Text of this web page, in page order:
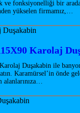
ve fonksiyonelliği bir
yükselen firmamız,…
Karolaj
Duşakabin ile
Karamürsel’in önde
alanlarınıza…